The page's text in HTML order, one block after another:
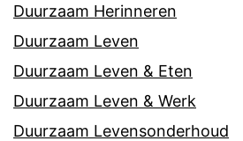
Duurzaam Herinneren
Duurzaam Leven
Duurzaam Leven & Eten
Duurzaam Leven & Werk
Duurzaam Levensonderhoud